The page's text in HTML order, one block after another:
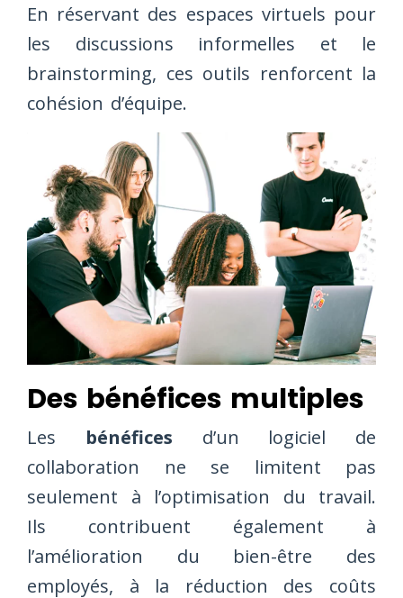
En réservant des espaces virtuels pour
les discussions informelles et le
brainstorming, ces outils renforcent la
cohésion d’équipe.
Des bénéfices multiples
Les bénéfices d’un logiciel de
collaboration ne se limitent pas
seulement à l’optimisation du travail.
Ils contribuent également à
l’amélioration du bien-être des
employés, à la réduction des coûts